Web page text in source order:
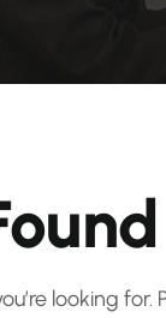
looking for.